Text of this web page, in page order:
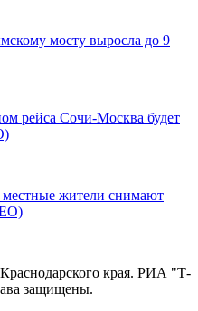
мосту выросла до 9
рейса Сочи-Москва будет
жители снимают
края. РИА "Т-
защищены.